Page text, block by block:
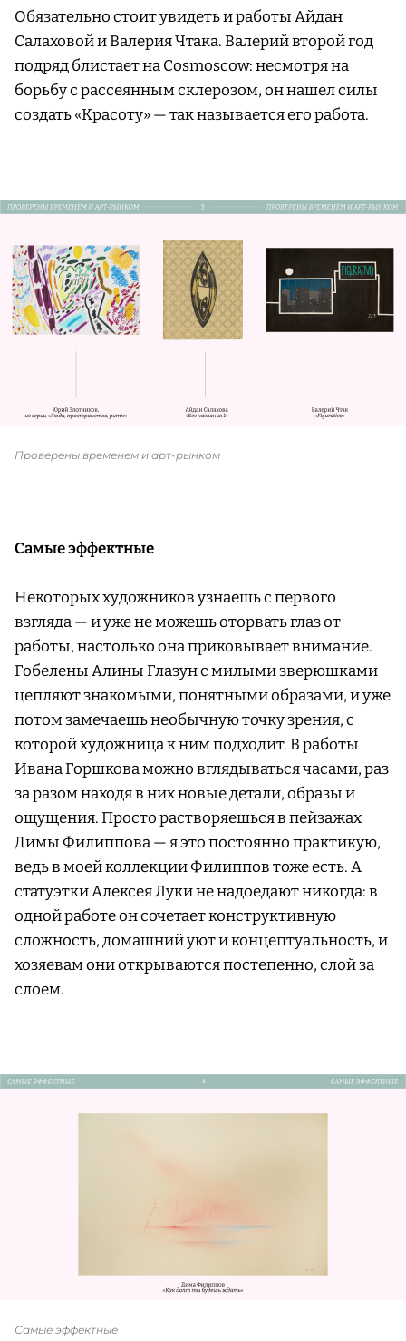
Обязательно стоит увидеть и работы Айдан
Салаховой и Валерия Чтака. Валерий второй год
подряд блистает на Cosmoscow: несмотря на
борьбу с рассеянным склерозом, он нашел силы
создать «Красоту» — так называется его работа.
Проверены временем и арт-рынком
Самые эффектные
Некоторых художников узнаешь с первого
взгляда — и уже не можешь оторвать глаз от
работы, настолько она приковывает внимание.
Гобелены Алины Глазун с милыми зверюшками
цепляют знакомыми, понятными образами, и уже
потом замечаешь необычную точку зрения, с
которой художница к ним подходит. В работы
Ивана Горшкова можно вглядываться часами, раз
за разом находя в них новые детали, образы и
ощущения. Просто растворяешься в пейзажах
Димы Филиппова — я это постоянно практикую,
ведь в моей коллекции Филиппов тоже есть. А
статуэтки Алексея Луки не надоедают никогда: в
одной работе он сочетает конструктивную
сложность, домашний уют и концептуальность, и
хозяевам они открываются постепенно, слой за
слоем.
Самые эффектные